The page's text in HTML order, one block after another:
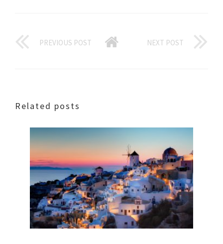
PREVIOUS POST NEXT POST
Related posts